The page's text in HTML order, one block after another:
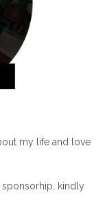
my life and love
sponsorhip, kindly